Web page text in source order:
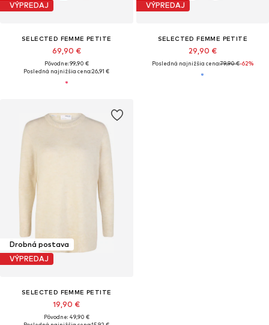
VÝPREDAJ
SELECTED FEMME PETITE
69,90 €
Pôvodne: 99,90 €
Posledná najnižšia cena:26,91 €
VÝPREDAJ
SELECTED FEMME PETITE
29,90 €
Posledná najnižšia cena:79,90 €-62%
Drobná postava
VÝPREDAJ
SELECTED FEMME PETITE
19,90 €
Pôvodne: 49,90 €